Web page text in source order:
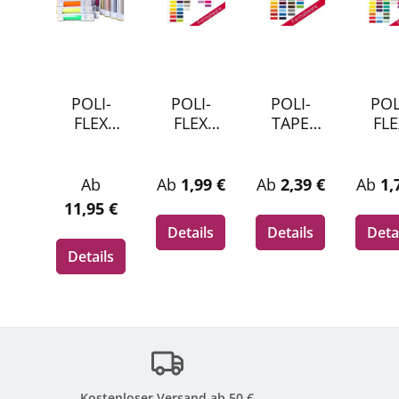
POLI-
FLEX
Iron-On
30,5 x
122 cm
Box
Serie
Regulärer Preis:
Ab
11,95 €
Details
POLI-
FLEX
are A4
Regulärer Preis:
Ab 1,99 €
Details
POLI-
TAPE
Flockfoli
Formatw
are A4
Regulärer Preis:
Ab 2,39 €
Details
are
Ab